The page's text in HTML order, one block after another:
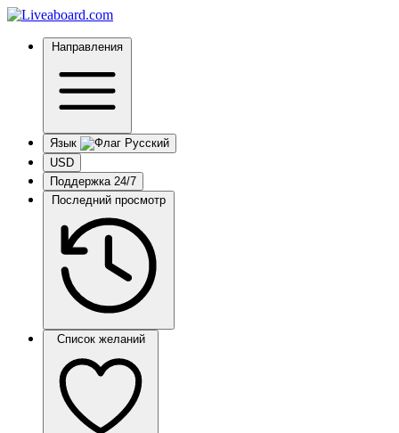
Направления
Язык
USD
Поддержка 24/7
Последний просмотр
Список желаний